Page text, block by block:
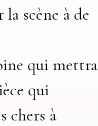
scène à de
qui mettra
qui
chers à